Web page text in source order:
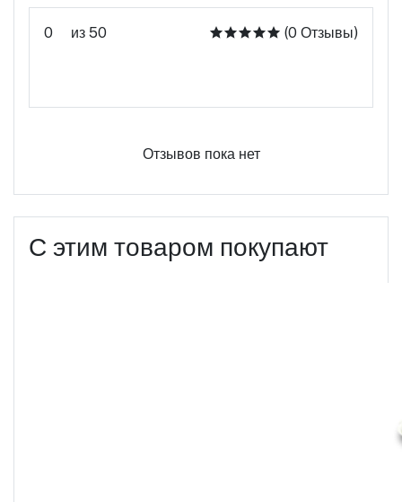
0 из 50 (0 Отзывы)
Отзывов пока нет
С этим товаром покупают